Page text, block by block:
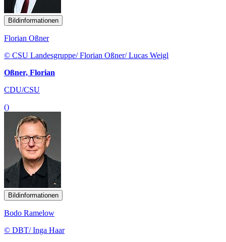
Bildinformationen
Florian Oßner
© CSU Landesgruppe/ Florian Oßner/ Lucas Weigl
Oßner, Florian
CDU/CSU
()
Bildinformationen
Bodo Ramelow
© DBT/ Inga Haar